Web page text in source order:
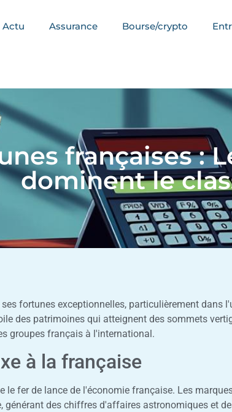
Actu Assurance Bourse/crypto
françaises :
dominent le
fortunes exceptionnelles, particulièrement dans
des patrimoines qui atteignent des sommets
groupes français à l'international.
à la française
le fer de lance de l'économie française. Les
générant des chiffres d'affaires astronomiques et